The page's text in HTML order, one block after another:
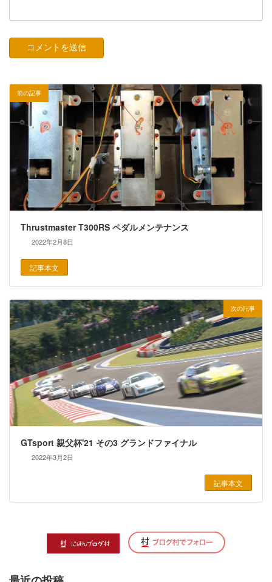
前の記事
Thrustmaster T300RS ペダルメンテナンス
2022年2月8日
記事本文
次の記事
GTsport 親父杯'21 その3 グランドファイナル
2022年3月2日
記事本文